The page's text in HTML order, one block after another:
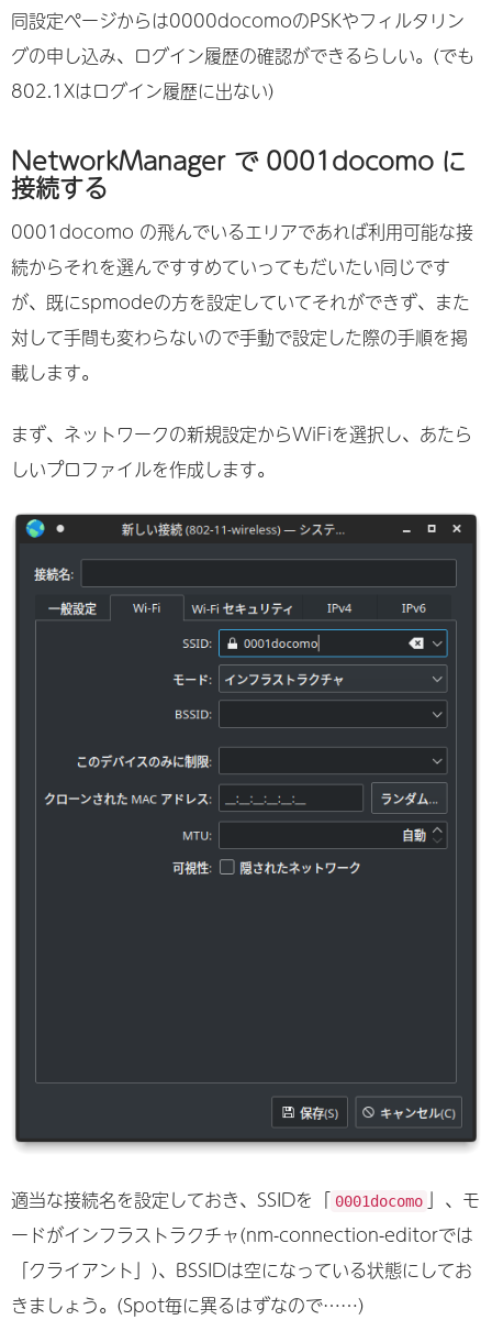
同設定ページからは0000docomoのPSKやフィルタリン
グの申し込み、ログイン履歴の確認ができるらしい。(でも
802.1Xはログイン履歴に出ない)
NetworkManager で 0001docomo に
接続する
0001docomo の飛んでいるエリアであれば利用可能な接
続からそれを選んですすめていってもだいたい同じです
が、既にspmodeの方を設定していてそれができず、また
対して手間も変わらないので手動で設定した際の手順を掲
載します。
まず、ネットワークの新規設定からWiFiを選択し、あたら
しいプロファイルを作成します。
適当な接続名を設定しておき、SSIDを「 0001docomo 」、モ
ードがインフラストラクチャ(nm-connection-editorでは
「クライアント」)、BSSIDは空になっている状態にしてお
きましょう。(Spot毎に異るはずなので……)